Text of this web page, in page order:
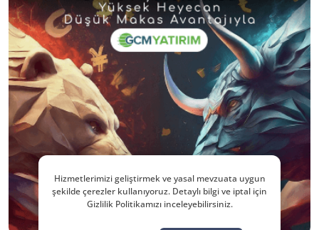
Hizmetlerimizi geliştirmek ve yasal mevzuata uygun
şekilde çerezler kullanıyoruz. Detaylı bilgi ve iptal için
Gizlilik Politikamızı inceleyebilirsiniz.